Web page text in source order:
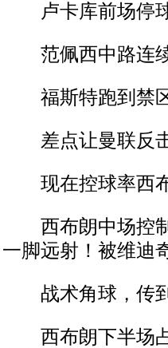
卢卡库前场停球
范佩西中路连续
福斯特跑到禁区
差点让曼联反击
现在控球率西布
西布朗中场控制
一脚远射！被维迪
战术角球，传到
西布朗下半场占